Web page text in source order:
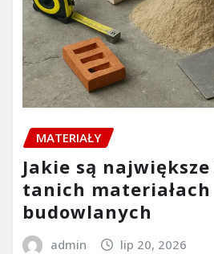
MATERIAŁY
Jakie są
tanich materiałach
budowlanych
admin lip 20, 2026